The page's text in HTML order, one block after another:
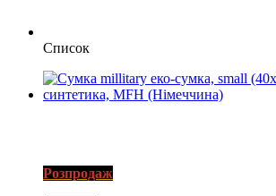
Список
Розпродаж